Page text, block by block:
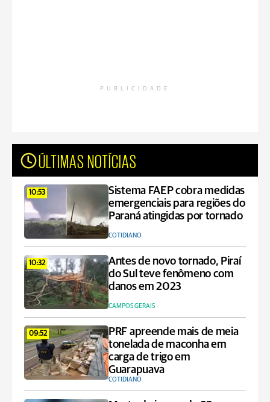
PUBLICIDADE
ÚLTIMAS NOTÍCIAS
10:53
Sistema FAEP cobra medidas
emergenciais para regiões do
Paraná atingidas por tornado
COTIDIANO
10:32
Antes de novo tornado, Piraí
do Sul teve fenômeno com
danos em 2023
CAMPOS GERAIS
09:52
PRF apreende mais de meia
tonelada de maconha em
carga de trigo em
Guarapuava
COTIDIANO